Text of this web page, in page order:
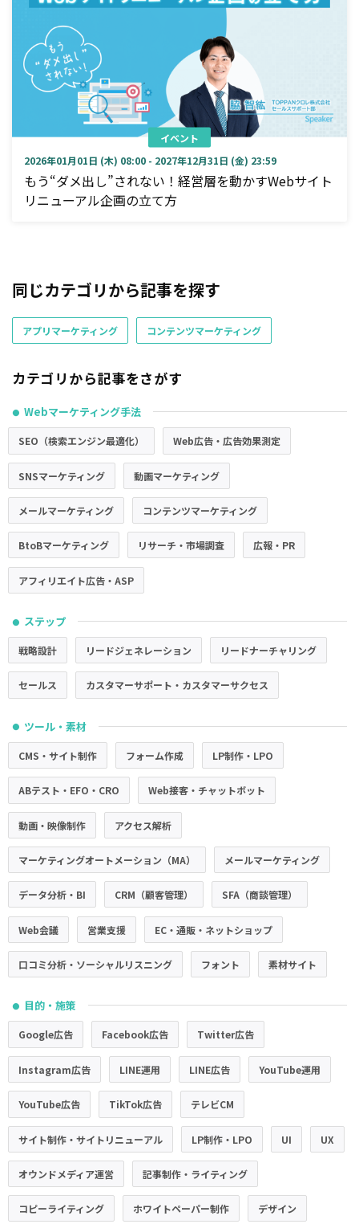
イベント
2026年01月01日 (木) 08:00 - 2027年12月31日 (金) 23:59
もう“ダメ出し”されない！経営層を動かすWebサイト
リニューアル企画の立て方
同じカテゴリから記事を探す
アプリマーケティング コンテンツマーケティング
カテゴリから記事をさがす
● Webマーケティング手法
SEO（検索エンジン最適化） Web広告・広告効果測定
SNSマーケティング 動画マーケティング
メールマーケティング コンテンツマーケティング
BtoBマーケティング リサーチ・市場調査 広報・PR
アフィリエイト広告・ASP
● ステップ
戦略設計 リードジェネレーション リードナーチャリング
セールス カスタマーサポート・カスタマーサクセス
● ツール・素材
CMS・サイト制作 フォーム作成 LP制作・LPO
ABテスト・EFO・CRO Web接客・チャットボット
動画・映像制作 アクセス解析
マーケティングオートメーション（MA） メールマーケティング
データ分析・BI CRM（顧客管理） SFA（商談管理）
Web会議 営業支援 EC・通販・ネットショップ
口コミ分析・ソーシャルリスニング フォント 素材サイト
● 目的・施策
Google広告 Facebook広告 Twitter広告
Instagram広告 LINE運用 LINE広告 YouTube運用
YouTube広告 TikTok広告 テレビCM
サイト制作・サイトリニューアル LP制作・LPO UI UX
オウンドメディア運営 記事制作・ライティング
コピーライティング ホワイトペーパー制作 デザイン